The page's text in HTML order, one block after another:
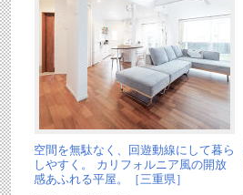
空間を無駄なく、回遊動線にして暮ら
しやすく。 カリフォルニア風の開放
感あふれる平屋。［三重県］